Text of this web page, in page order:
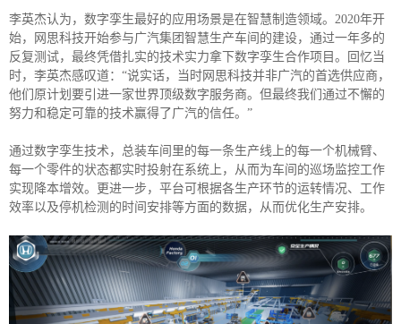
李英杰认为，数字孪生最好的应用场景是在智慧制造领域。2020年开
始，网思科技开始参与广汽集团智慧生产车间的建设，通过一年多的
反复测试，最终凭借扎实的技术实力拿下数字孪生合作项目。回忆当
时，李英杰感叹道：“说实话，当时网思科技并非广汽的首选供应商，
他们原计划要引进一家世界顶级数字服务商。但最终我们通过不懈的
努力和稳定可靠的技术赢得了广汽的信任。”
通过数字孪生技术，总装车间里的每一条生产线上的每一个机械臂、
每一个零件的状态都实时投射在系统上，从而为车间的巡场监控工作
实现降本增效。更进一步，平台可根据各生产环节的运转情况、工作
效率以及停机检测的时间安排等方面的数据，从而优化生产安排。